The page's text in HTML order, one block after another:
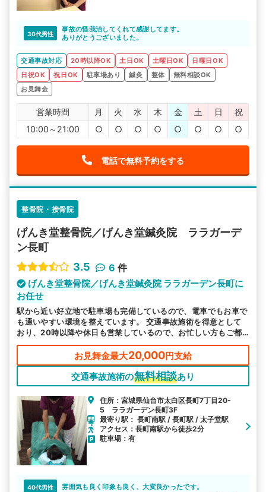
30代男性
事故の怪我治してくれて感謝してます。
ありがとうございました。
交通事故対応 20時以降OK 土日OK 土曜日OK
日曜日OK
日祝OK
祝日OK 駐車場あり 鍼灸 整体
無料相談OK
お見舞金
営業時間 月 火 水 木 金 土 日
祝
10:00～21:00
○ ○ ○ ○ ○ ○ ○ ○
電話で無料予約をする
整骨院・接骨院
げんき堂整骨院／げんき堂鍼灸院 ララガーデ
ン長町
3.5
6 件
げんき堂整骨院／げんき堂鍼灸院 ララガーデン長町に
お任せ
駅から近い好立地で駐車場も完備しているので、電車でもお車で
も通いやすい環境を整えています。 交通事故施術を得意として
おり、20時以降や休日も営業しているので、お忙しい方もご都
合に合わせてお越しいただけます。
お見舞金最大20,000円支給
交通事故施術の無料相談あり
住所：宮城県仙台市太白区長町7丁目20-
5 ララガーデン長町3F
最寄り駅： 長町南駅 / 長町駅 / 太子堂駅
アクセス：長町南駅から徒歩2分
駐車場：有
40代男性 雰囲気も良く印象も良く、大変良かったです。